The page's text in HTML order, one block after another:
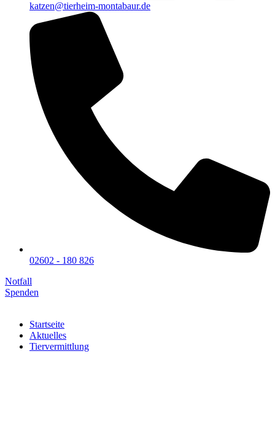
katzen@tierheim-montabaur.de
02602 - 180 826
Notfall
Spenden
Startseite
Aktuelles
Tiervermittlung